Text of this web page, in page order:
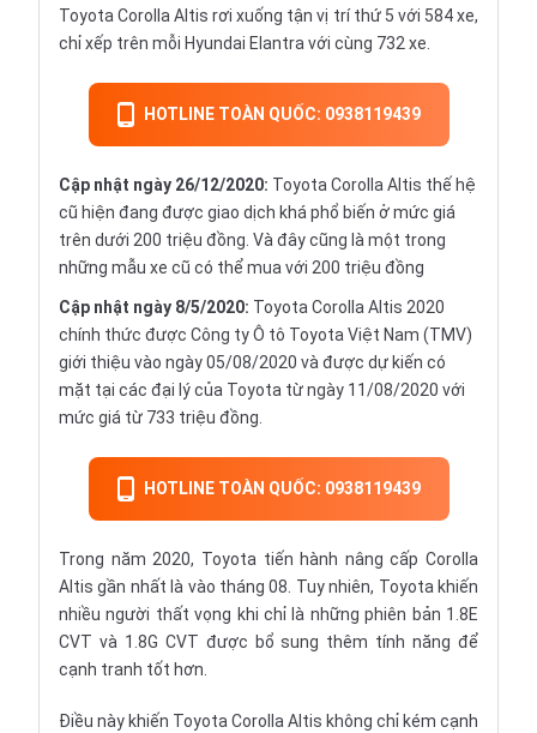
Toyota Corolla Altis rơi xuống tận vị trí thứ 5 với 584 xe,
chỉ xếp trên mỗi Hyundai Elantravới cùng 732 xe.
HOTLINE TOÀN QUỐC: 0938119439
Cập nhật ngày 26/12/2020: Toyota Corolla Altis thế hệ
cũ hiện đang được giao dịch khá phổ biến ở mức giá
trên dưới 200 triệu đồng. Và đây cũng là một trong
những mẫu xe cũ có thể mua với 200 triệu đồng
Cập nhật ngày 8/5/2020: Toyota Corolla Altis 2020
chính thức được Công ty Ô tô Toyota Việt Nam (TMV)
giới thiệu vào ngày 05/08/2020 và được dự kiến có
mặt tại các đại lý của Toyota từ ngày 11/08/2020 với
mức giá từ 733 triệu đồng.
HOTLINE TOÀN QUỐC: 0938119439
Trong năm 2020, Toyota tiến hành nâng cấp Corolla
Altis gần nhất là vào tháng 08. Tuy nhiên, Toyota khiến
nhiều người thất vọng khi chỉ là những phiên bản 1.8E
CVT và 1.8G CVT được bổ sung thêm tính năng để
cạnh tranh tốt hơn.
Điều này khiến Toyota Corolla Altis không chỉ kém cạnh